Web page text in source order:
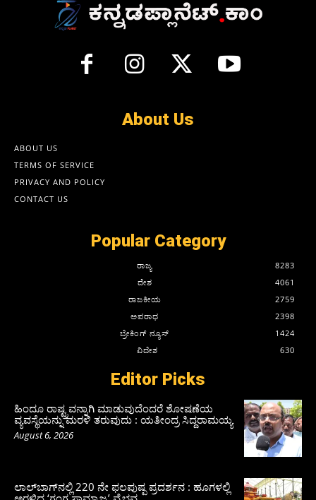
About Us
ABOUT US
TERMS OF SERVICE
PRIVACY AND POLICY
CONTACT US
Popular Category
ರಾಜ್ಯ
8283
ದೇಶ
4061
ರಾಜಕೀಯ
2759
ಅಪರಾಧ
2398
ಬ್ರೇಕಿಂಗ್ ನ್ಯೂಸ್
1424
ವಿದೇಶ
630
Editor Picks
ಹಿಂದೂ ರಾಷ್ಟ್ರವನ್ನಾಗಿ ಮಾಡುವುದೆಂದರೆ ಶೋಷಣೆಯ
ವ್ಯವಸ್ಥೆಯನ್ನು ಮರಳಿ ತರುವುದು : ಯತೀಂದ್ರ ಸಿದ್ದರಾಮಯ್ಯ
August 6, 2026
ಲಾಲ್‍ಬಾಗ್‍ನಲ್ಲಿ 220 ನೇ ಫಲಪುಷ್ಪ ಪ್ರದರ್ಶನ : ಹೂಗಳಲ್ಲಿ